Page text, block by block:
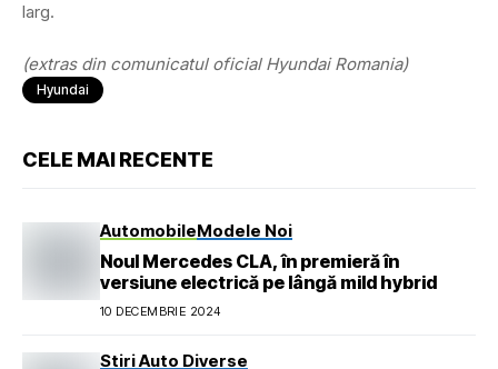
larg.
(extras din comunicatul oficial Hyundai Romania)
Hyundai
CELE MAI RECENTE
AutomobileModele Noi
Noul Mercedes CLA, în premieră în
versiune electrică pe lângă mild hybrid
10 DECEMBRIE 2024
Stiri Auto Diverse